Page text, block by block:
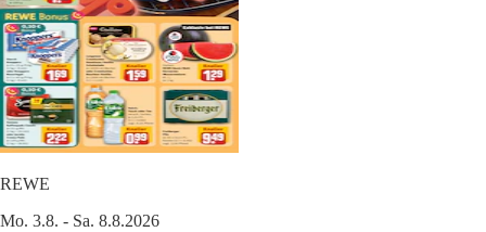
REWE
Mo. 3.8. - Sa. 8.8.2026